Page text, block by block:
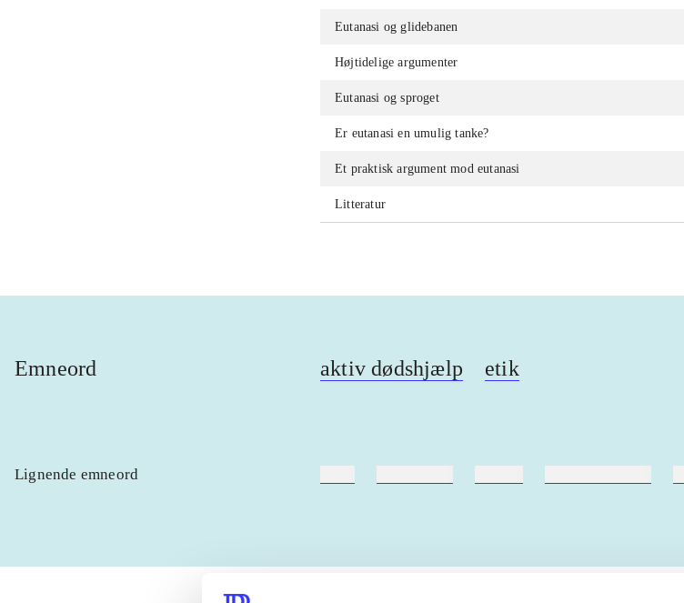
Eutanasi og glidebanen
Højtidelige argumenter
Eutanasi og sproget
Er eutanasi en umulig tanke?
Et praktisk argument mod eutanasi
Litteratur
Emneord aktiv dødshjælp etik
Lignende emneord